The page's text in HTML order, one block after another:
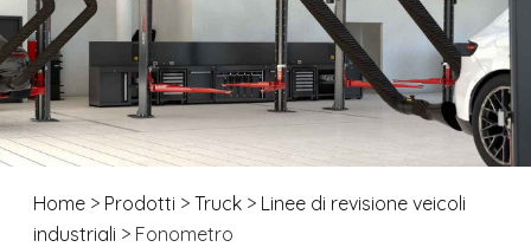
Home > Prodotti >Truck > Linee di revisione veicoli
industriali > Fonometro